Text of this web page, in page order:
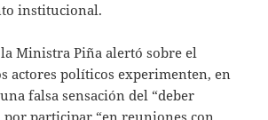
institucional.
Ministra Piña alertó sobre el
actores políticos experimenten, en
falsa sensación del “deber